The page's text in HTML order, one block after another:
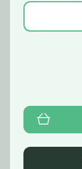
čokoláda
Oblíbené